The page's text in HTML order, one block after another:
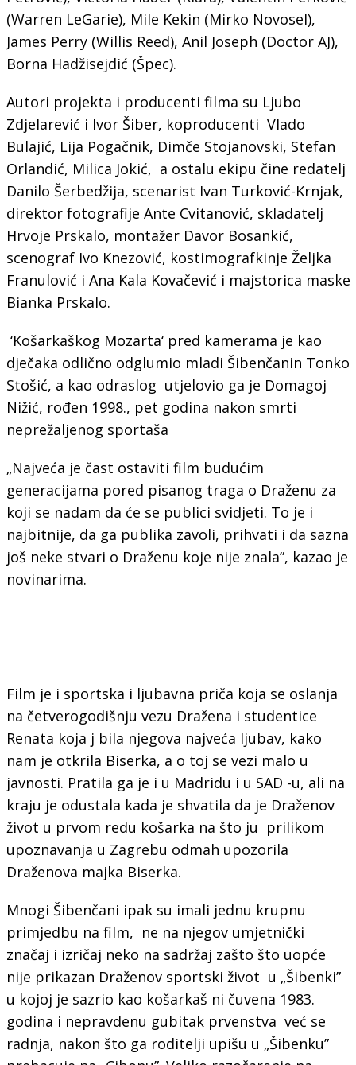
(Warren LeGarie), Mile Kekin (Mirko Novosel),
James Perry (Willis Reed), Anil Joseph (Doctor AJ),
Borna Hadžisejdić (Špec).
Autori projekta i producenti filma su Ljubo
Zdjelarević i Ivor Šiber, koproducenti Vlado
Bulajić, Lija Pogačnik, Dimče Stojanovski, Stefan
Orlandić, Milica Jokić, a ostalu ekipu čine redatelj
Danilo Šerbedžija, scenarist Ivan Turković-Krnjak,
direktor fotografije Ante Cvitanović, skladatelj
Hrvoje Prskalo, montažer Davor Bosankić,
scenograf Ivo Knezović, kostimografkinje Željka
Franulović i Ana Kala Kovačević i majstorica maske
Bianka Prskalo.
‘Košarkaškog Mozarta‘ pred kamerama je kao
dječaka odlično odglumio mladi Šibenčanin Tonko
Stošić, a kao odraslog utjelovio ga je Domagoj
Nižić, rođen 1998., pet godina nakon smrti
neprežaljenog sportaša
„Najveća je čast ostaviti film budućim
generacijama pored pisanog traga o Draženu za
koji se nadam da će se publici svidjeti. To je i
najbitnije, da ga publika zavoli, prihvati i da sazna
još neke stvari o Draženu koje nije znala”, kazao je
novinarima.
Film je i sportska i ljubavna priča koja se oslanja
na četverogodišnju vezu Dražena i studentice
Renata koja j bila njegova najveća ljubav, kako
nam je otkrila Biserka, a o toj se vezi malo u
javnosti. Pratila ga je i u Madridu i u SAD -u, ali na
kraju je odustala kada je shvatila da je Draženov
život u prvom redu košarka na što ju prilikom
upoznavanja u Zagrebu odmah upozorila
Draženova majka Biserka.
Mnogi Šibenčani ipak su imali jednu krupnu
primjedbu na film, ne na njegov umjetnički
značaj i izričaj neko na sadržaj zašto što uopće
nije prikazan Draženov sportski život u „Šibenki”
u kojoj je sazrio kao košarkaš ni čuvena 1983.
godina i nepravdenu gubitak prvenstva već se
radnja, nakon što ga roditelji upišu u „Šibenku”